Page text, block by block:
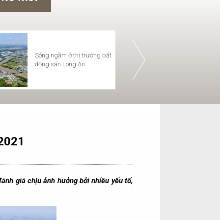
Hiển Vinh Group tổ chức tập
huấn phòng cháy chữa cháy
tại văn phòng công ty
Sóng ngầm ở thị trường bất
động sản Long An
giá chịu ảnh hưởng bởi nhiều yếu tố,